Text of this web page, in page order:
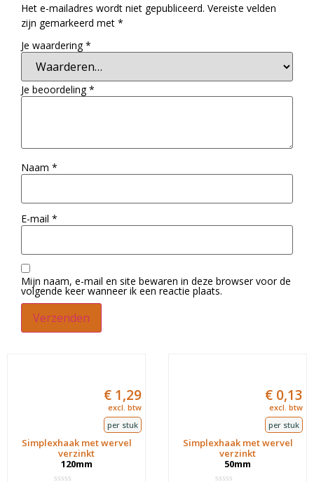
Het e-mailadres wordt niet gepubliceerd. Vereiste velden
zijn gemarkeerd met *
Je waardering*
Je beoordeling*
Naam *
E-mail *
Mijn naam, e-mail en site bewaren in deze browser voor de
volgende keer wanneer ik een reactie plaats.
Simplexhaak met wervel
verzinkt
120mm
€ 1,29
excl. btw
per stuk
Simplexhaak met wervel
verzinkt
50mm
€ 0,13
excl. btw
per stuk